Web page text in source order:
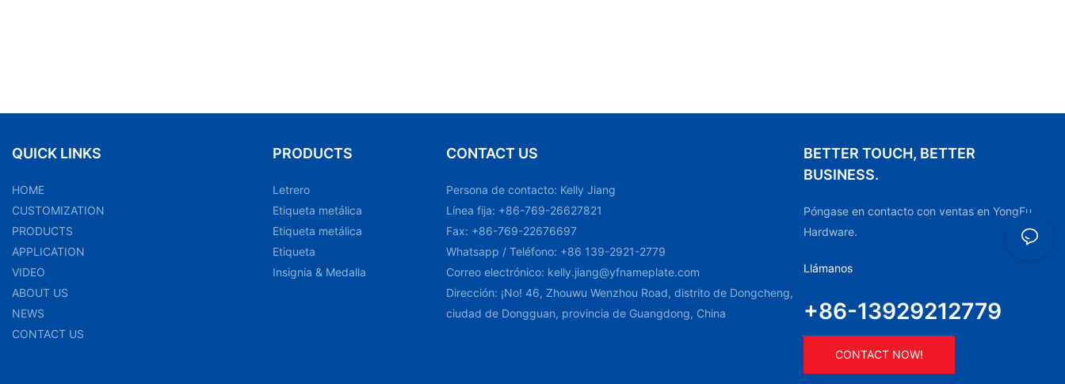
QUICK LINKS
HOME
CUSTOMIZATION
PRODUCTS
APPLICATION
VIDEO
ABOUT US
NEWS
CONTACT US
PRODUCTS
Letrero
Etiqueta metálica
Etiqueta metálica
Etiqueta
Insignia & Medalla
CONTACT US
Persona de contacto: Kelly Jiang
Línea fija: +86-769-26627821
Fax: +86-769-22676697
Whatsapp / Teléfono: +86 139-2921-2779
Correo electrónico: kelly.jiang@yfnameplate.com
Dirección: ¡No! 46, Zhouwu Wenzhou Road, distrito de Dongcheng,
ciudad de Dongguan, provincia de Guangdong, China
BETTER TOUCH, BETTER
BUSINESS.
Póngase en contacto con ventas en YongFu
Hardware.
Llámanos
+86-13929212779
CONTACT NOW!